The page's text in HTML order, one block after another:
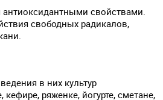
антиоксидантными свойствами.
свободных радикалов,
в них культур
ряженке, йогурте, сметане,